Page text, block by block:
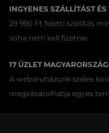
INGYENES SZÁLLÍTÁST
29 990 Ft feletti szállítás
soha nem kell fizetnie.
17 ÜZLET
A webáruházunk széles
megvásárolhatja egyes